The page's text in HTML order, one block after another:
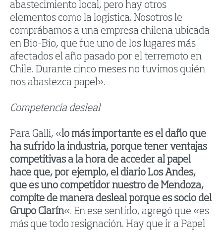
abastecimiento local, pero hay otros
elementos como la logística. Nosotros le
comprábamos a una empresa chilena ubicada
en Bio-Bío, que fue uno de los lugares más
afectados el año pasado por el terremoto en
Chile. Durante cinco meses no tuvimos quién
nos abastezca papel».
Competencia desleal
Para Galli, «lo más importante es el daño que
ha sufrido la industria, porque tener ventajas
competitivas a la hora de acceder al papel
hace que, por ejemplo, el diario Los Andes,
que es uno competidor nuestro de Mendoza,
compite de manera desleal porque es socio del
Grupo Clarín«. En ese sentido, agregó que «es
más que todo resignación. Hay que ir a Papel